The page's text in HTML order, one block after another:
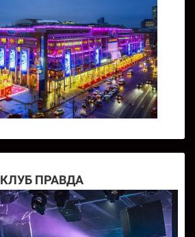
КЛУБ ПРАВДА